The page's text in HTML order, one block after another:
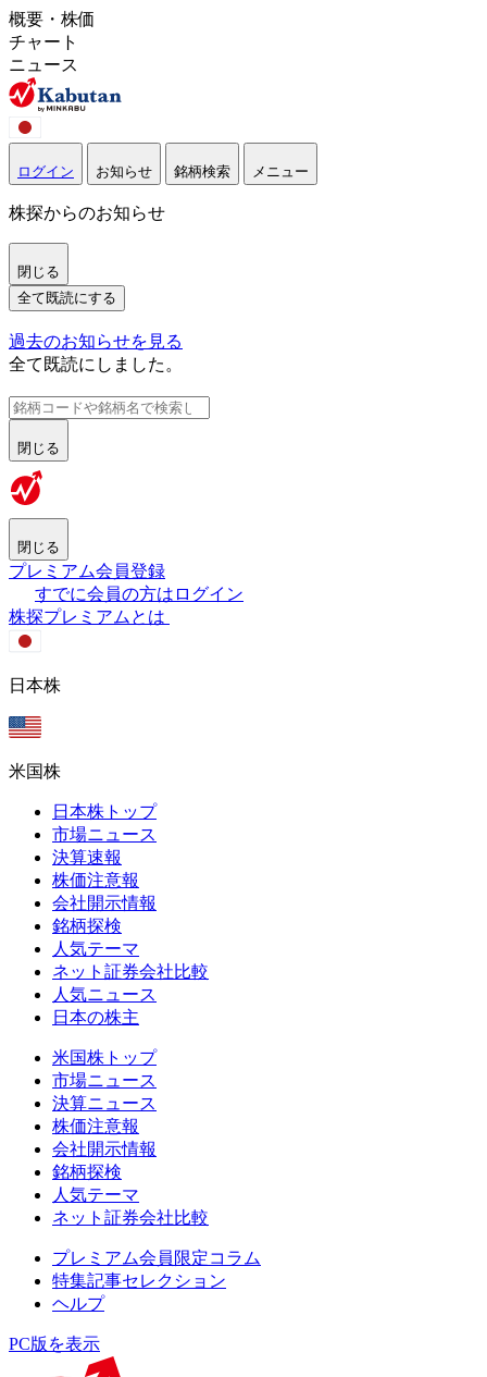
概要・株価
チャート
ニュース
ログイン お知らせ 銘柄検索 メニュー
株探からのお知らせ
閉じる
全て既読にする
過去のお知らせを見る
全て既読にしました。
閉じる
閉じる
プレミアム会員登録
すでに会員の方はログイン
株探プレミアムとは
日本株
米国株
日本株トップ
市場ニュース
決算速報
株価注意報
会社開示情報
銘柄探検
人気テーマ
ネット証券会社比較
人気ニュース
日本の株主
米国株トップ
市場ニュース
決算ニュース
株価注意報
会社開示情報
銘柄探検
人気テーマ
ネット証券会社比較
プレミアム会員限定コラム
特集記事セレクション
ヘルプ
PC版を表示